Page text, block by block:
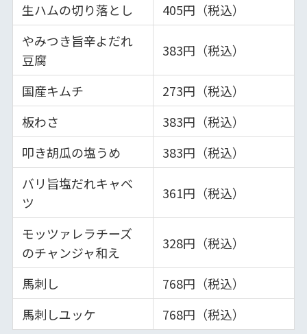
生ハムの切り落とし
405円（税込）
やみつき旨辛よだれ
豆腐
383円（税込）
国産キムチ
273円（税込）
板わさ
383円（税込）
叩き胡瓜の塩うめ
383円（税込）
バリ旨塩だれキャベ
ツ
361円（税込）
モッツァレラチーズ
のチャンジャ和え
328円（税込）
馬刺し
768円（税込）
馬刺しユッケ
768円（税込）